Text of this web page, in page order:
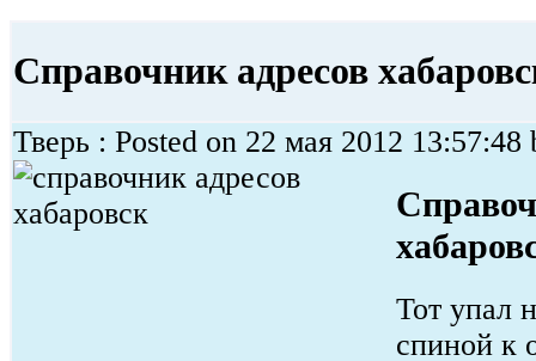
Справочник адресов
Тверь : Posted on 22 мая 2012
Тот упал
спиной к